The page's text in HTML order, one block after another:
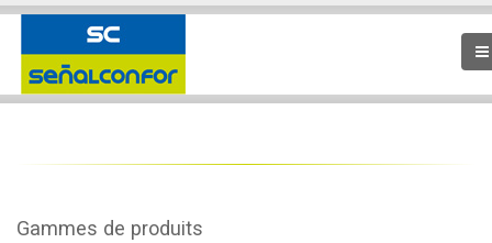
Gammes de produits